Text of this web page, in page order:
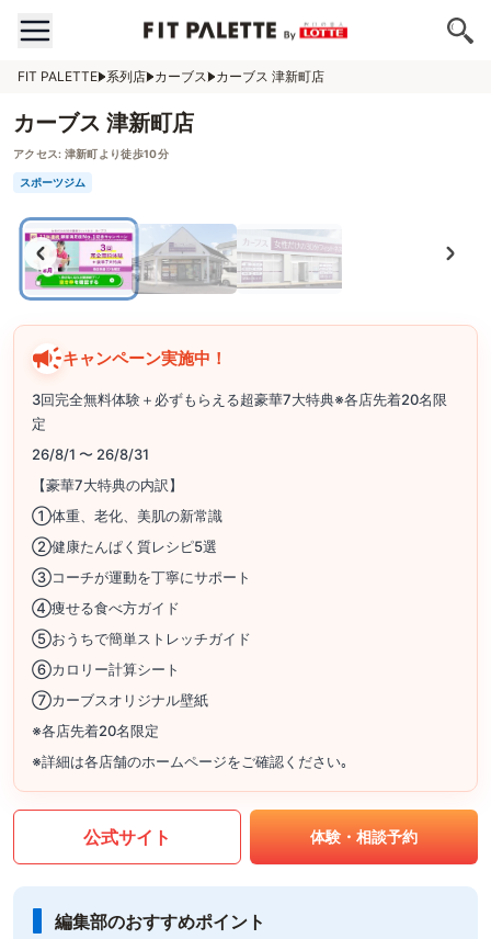
FIT PALETTE 系列店 カーブス カーブス 津新町店
カーブス 津新町店
アクセス: 津新町より徒歩10分
スポーツジム
キャンペーン実施中！
3回完全無料体験＋必ずもらえる超豪華7大特典※各店先着20名限
定
26/8/1 〜 26/8/31
【豪華7大特典の内訳】
①体重、老化、美肌の新常識
②健康たんぱく質レシピ5選
③コーチが運動を丁寧にサポート
④痩せる食べ方ガイド
⑤おうちで簡単ストレッチガイド
⑥カロリー計算シート
⑦カーブスオリジナル壁紙
※各店先着20名限定
※詳細は各店舗のホームページをご確認ください｡
公式サイト 体験・相談予約
編集部のおすすめポイント